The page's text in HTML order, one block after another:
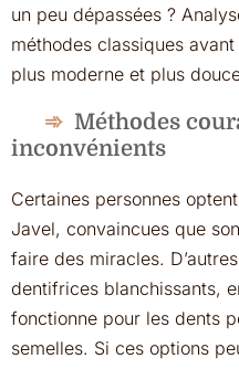
un peu dépassées ?
méthodes classiques
plus moderne et plus
Méthodes
inconvénients
Certaines personnes
Javel, convaincues que
faire des miracles.
dentifrices blanchissants,
fonctionne pour les dents
semelles. Si ces options